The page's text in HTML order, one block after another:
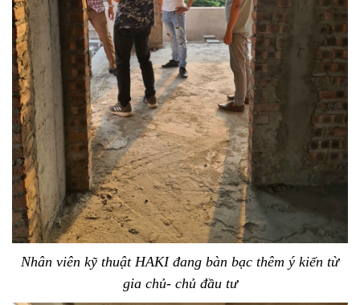
Nhân viên kỹ thuật HAKI đang bàn bạc thêm ý kiến từ
gia chủ- chủ đầu tư